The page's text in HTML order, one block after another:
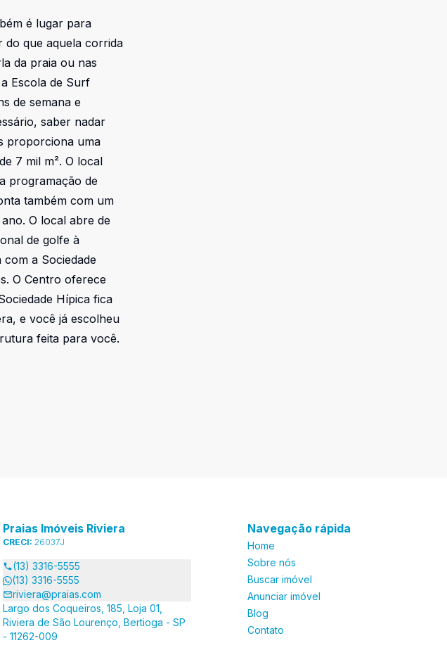
é lugar para
do que aquela corrida
da praia ou nas
Escola de Surf
de semana e
saber nadar
proporciona uma
7 mil m². O local
programação de
também com um
O local abre de
de golfe à
a Sociedade
O Centro oferece
Hípica fica
e você já escolheu
feita para você.
Praias Imóveis Riviera
CRECI: 26037J
(13) 3316-5555
(13) 3316-5555
riviera@praias.com
Largo dos Coqueiros, 185, Loja 01,
Riviera de São Lourenço, Bertioga - SP
- 11262-009
Navegação rápida
Home
Sobre nós
Buscar imóvel
Anunciar imóvel
Blog
Contato